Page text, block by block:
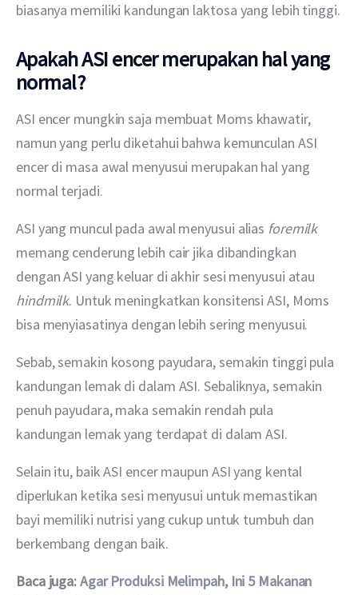
biasanya memiliki kandungan laktosa yang lebih tinggi.
Apakah ASI encer merupakan hal yang
normal?
ASI encer mungkin saja membuat Moms khawatir,
namun yang perlu diketahui bahwa kemunculan ASI
encer di masa awal menyusui merupakan hal yang
normal terjadi.
ASI yang muncul pada awal menyusui alias foremilk
memang cenderung lebih cair jika dibandingkan
dengan ASI yang keluar di akhir sesi menyusui atau
hindmilk. Untuk meningkatkan konsitensi ASI, Moms
bisa menyiasatinya dengan lebih sering menyusui.
Sebab, semakin kosong payudara, semakin tinggi pula
kandungan lemak di dalam ASI. Sebaliknya, semakin
penuh payudara, maka semakin rendah pula
kandungan lemak yang terdapat di dalam ASI.
Selain itu, baik ASI encer maupun ASI yang kental
diperlukan ketika sesi menyusui untuk memastikan
bayi memiliki nutrisi yang cukup untuk tumbuh dan
berkembang dengan baik.
Baca juga: Agar Produksi Melimpah, Ini 5 Makanan